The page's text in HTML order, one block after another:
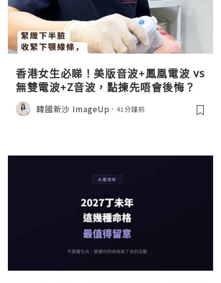
香港女生必睇！美版音波+鳳凰電波 vs
無雙電波+Z音波，點揀先唔會後悔？
韓國新沙 ImageUp 41分鐘前